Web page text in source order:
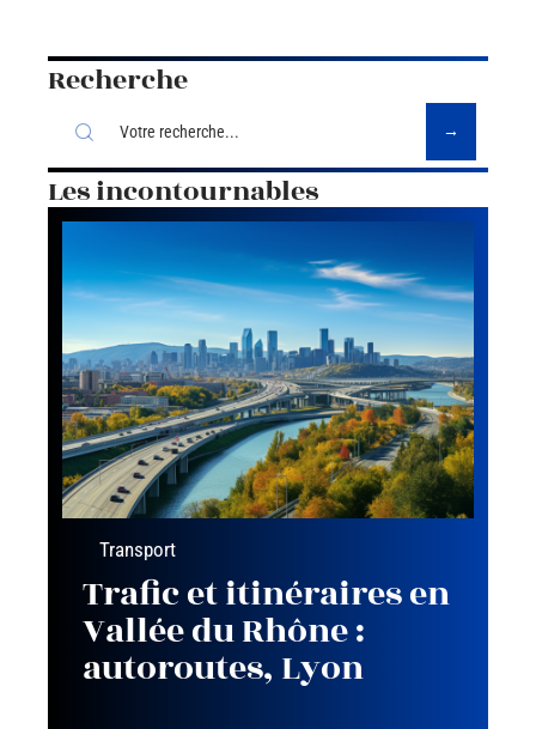
Recherche
Les incontournables
Transport
Trafic et itinéraires en
Vallée du Rhône :
autoroutes, Lyon